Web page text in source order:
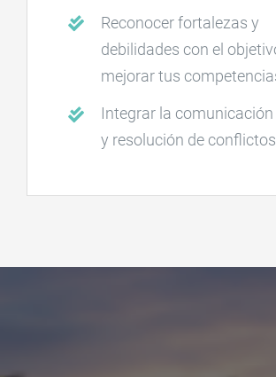
Reconocer fortalezas y
debilidades con el
mejorar tus
Integrar la
y resolución de conflictos